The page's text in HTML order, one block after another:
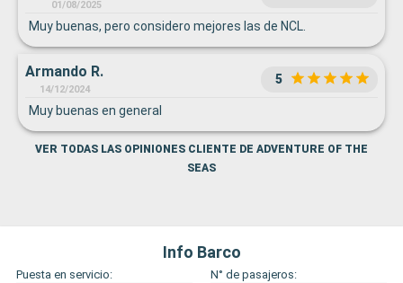
01/08/2025
Muy buenas, pero considero mejores las de NCL.
Armando R.
14/12/2024
5
Muy buenas en general
VER TODAS LAS OPINIONES CLIENTE DE ADVENTURE OF THE
SEAS
Info Barco
Puesta en servicio:
N° de pasajeros: